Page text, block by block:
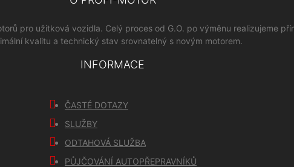
pro užitková vozidla. Celý proces od G.O. po výměnu realizujeme
kvalitu a technický stav srovnatelný s novým motorem.
INFORMACE
ČASTÉ DOTAZY
SLUŽBY
ODTAHOVÁ SLUŽBA
PŮJČOVÁNÍ AUTOPŘEPRAVNÍKŮ